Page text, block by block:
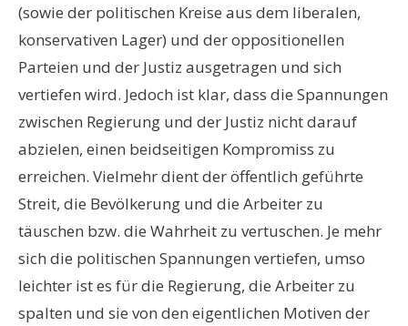
(sowie der politischen Kreise aus dem liberalen,
konservativen Lager) und der oppositionellen
Parteien und der Justiz ausgetragen und sich
vertiefen wird. Jedoch ist klar, dass die Spannungen
zwischen Regierung und der Justiz nicht darauf
abzielen, einen beidseitigen Kompromiss zu
erreichen. Vielmehr dient der öffentlich geführte
Streit, die Bevölkerung und die Arbeiter zu
täuschen bzw. die Wahrheit zu vertuschen. Je mehr
sich die politischen Spannungen vertiefen, umso
leichter ist es für die Regierung, die Arbeiter zu
spalten und sie von den eigentlichen Motiven der